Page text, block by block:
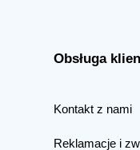
Obsługa
Kontakt z nami
Reklamacje i